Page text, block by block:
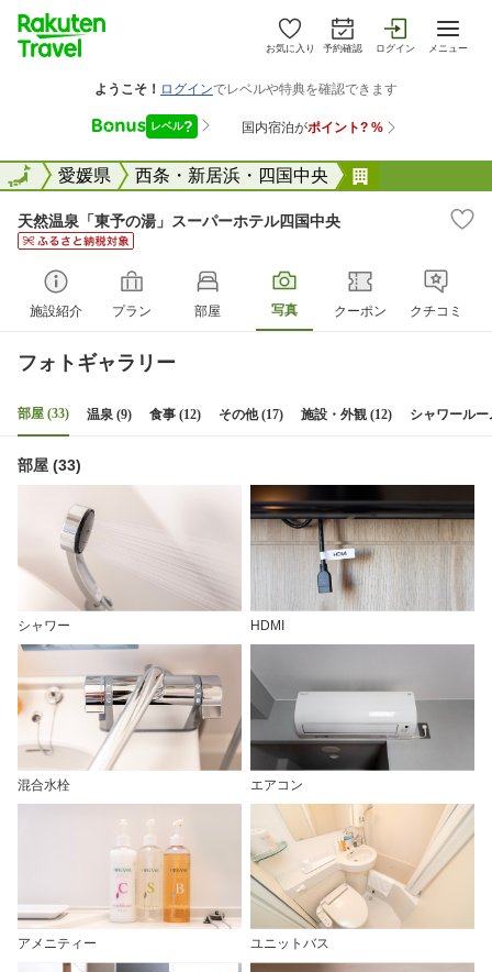
お気に入り 予約確認 ログイン メニュー
全国愛媛県 西条・新居浜・四国中央
全国
天然温泉「東予の湯」スーパーホテル四国中央
施設紹介 プラン 部屋 写真 クーポン クチコミ
フォトギャラリー
部屋 (33) 温泉 (9) 食事 (12) その他 (17) 施設・外観 (12) シャワールー
部屋 (33)
シャワー HDMI
混合水栓 エアコン
アメニティー ユニットバス